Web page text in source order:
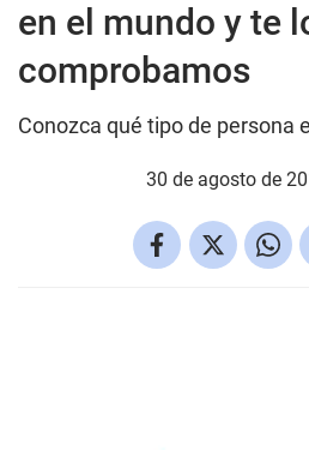
en el mundo y te
comprobamos
Conozca qué tipo de persona
30 de agosto de